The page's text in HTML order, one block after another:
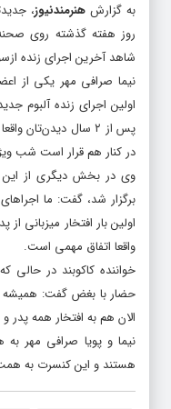
به گزارش هنرمندنیوز،
شاهد آخرین اجرای زنده
نیما صرافی مهر یکی از
اولین اجرای زنده آلبوم
پس از ۲ سال
در کنار هم قرار است شب
وی در بخش دیگری از
برگزار شد، گفت: ما
اولین بار افتخار میزبانی
واقعا اتفاق مهمی است.
خواننده کاکوبند در
حضار با بغض گفت: همیشه
الان هم به افتخار همه پدر
نیما و پویا صرافی مهر به
هستند و این کنسرت به